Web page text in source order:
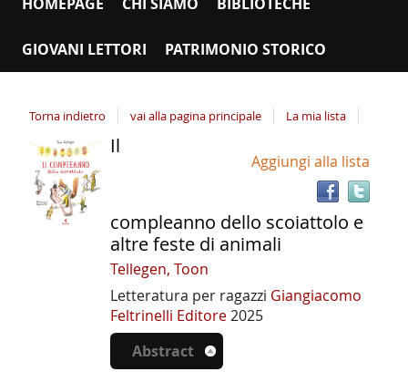
GIOVANI LETTORI PATRIMONIO STORICO
Torna indietro vai alla pagina principale La mia lista
Dettaglio
del
documento
Aggiungi alla lista
Il
compleanno dello scoiattolo e
altre feste di animali
Tellegen, Toon
Letteratura per ragazzi Giangiacomo
Feltrinelli Editore2025
Abstract